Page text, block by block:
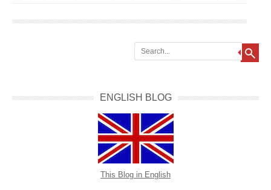
Search
ENGLISH BLOG
This Blog in English